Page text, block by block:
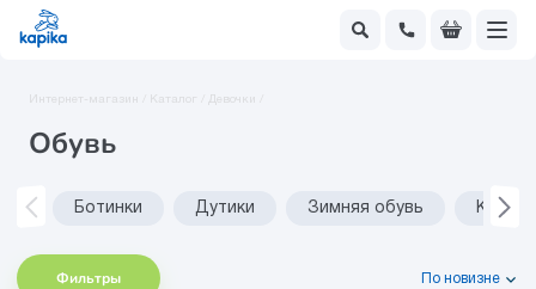
Интернет-магазин / Каталог / Девочки /
Обувь
Ботинки Дутики Зимняя обувь Кеды
Фильтры По новизне